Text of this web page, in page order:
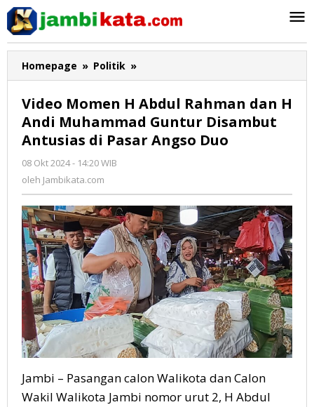
Lewati
konten
Homepage » Politik »
Momen
Abdul
Rahman
dan
Guntur
Disambut
Antusias
di
Pasar
Angso
Duo
Video Momen H Abdul Rahman dan H
Andi Muhammad Guntur Disambut
Antusias di Pasar Angso Duo
08 Okt 2024 - 14:20 WIB
oleh Jambikata.com
Jambi – Pasangan calon Walikota dan Calon
Wakil Walikota Jambi nomor urut 2, H Abdul